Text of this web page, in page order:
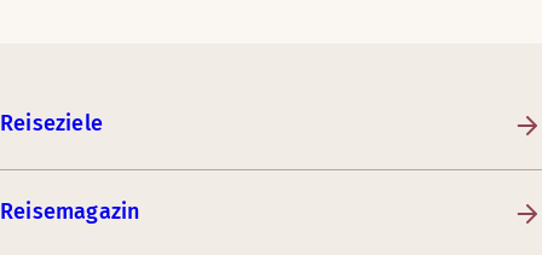
Reiseziele
Reisemagazin